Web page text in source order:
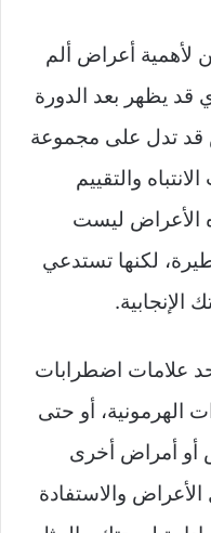
لأهمية أعراض ألم
قد يظهر بعد الدورة
قد تدل على مجموعة
والتقييم
الأعراض ليست
لكنها تستدعي
علامات اضطرابات
الهرمونية، أو حتى
أو أمراض أخرى
والاستفادة